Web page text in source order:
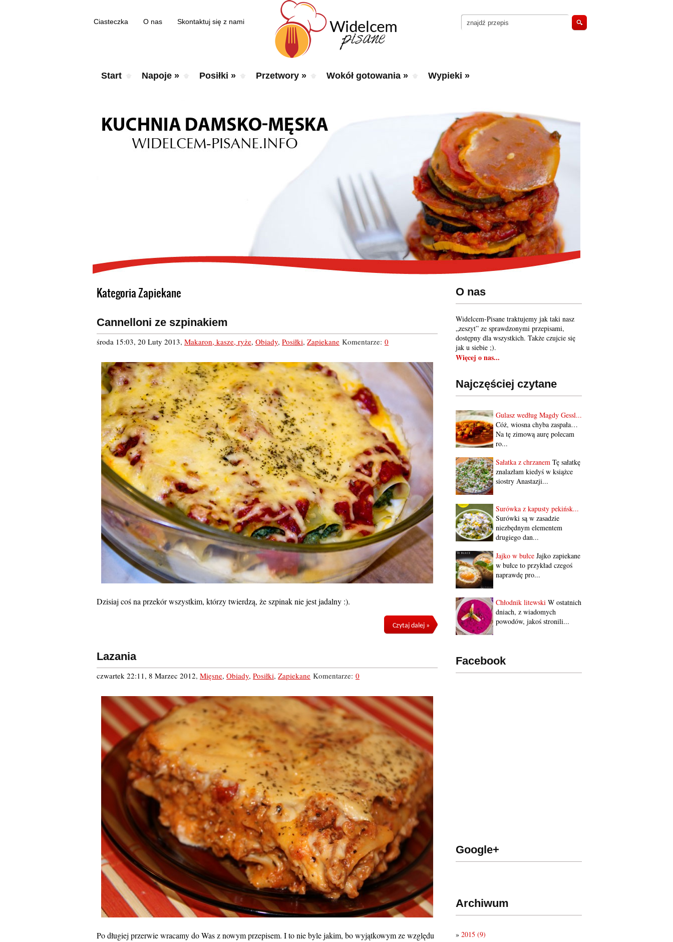
Ciasteczka O nas Skontaktuj się z nami
Start Napoje » Posiłki » Przetwory » Wokół gotowania » Wypieki »
O nas
Widelcem-Pisane traktujemy jak taki nasz
„zeszyt” ze sprawdzonymi przepisami,
dostępny dla wszystkich. Także czujcie się
jak u siebie ;).
Więcej o nas...
Najczęściej czytane
Gulasz według Magdy Gessl...
Cóż, wiosna chyba zaspała…
Na tę zimową aurę polecam
ro...
Sałatka z chrzanem Tę sałatkę
znalazłam kiedyś w książce
siostry Anastazji...
Surówka z kapusty pekińsk...
Surówki są w zasadzie
niezbędnym elementem
drugiego dan...
Jajko w bułce Jajko zapiekane
w bułce to przykład czegoś
naprawdę pro...
Chłodnik litewski W ostatnich
dniach, z wiadomych
powodów, jakoś stronili...
Facebook
Google+
Archiwum
» 2015 (9)
Kategoria Zapiekane
Cannelloni ze szpinakiem
środa 15:03, 20 Luty 2013, Makaron, kasze, ryże, Obiady, Posiłki, Zapiekane Komentarze: 0
Dzisiaj coś na przekór wszystkim, którzy twierdzą, że szpinak nie jest jadalny :).
Czytaj dalej »
Lazania
czwartek 22:11, 8 Marzec 2012, Mięsne, Obiady, Posiłki, Zapiekane Komentarze: 0
Po długiej przerwie wracamy do Was z nowym przepisem. I to nie byle jakim, bo wyjątkowym ze względu